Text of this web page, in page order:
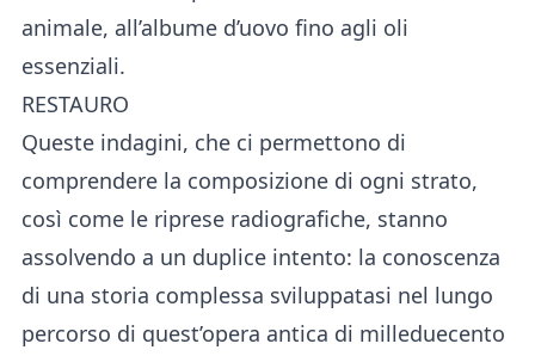
animale, all’albume d’uovo fino agli oli
essenziali.
RESTAURO
Queste indagini, che ci permettono di
comprendere la composizione di ogni strato,
così come le riprese radiografiche, stanno
assolvendo a un duplice intento: la conoscenza
di una storia complessa sviluppatasi nel lungo
percorso di quest’opera antica di milleduecento